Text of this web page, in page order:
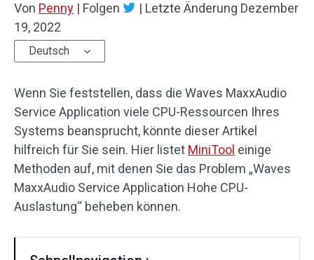
Von Penny | Folgen | Letzte Änderung Dezember
19, 2022
Deutsch
Wenn Sie feststellen, dass die Waves MaxxAudio
Service Application viele CPU-Ressourcen Ihres
Systems beansprucht, könnte dieser Artikel
hilfreich für Sie sein. Hier listet MiniTool einige
Methoden auf, mit denen Sie das Problem „Waves
MaxxAudio Service Application Hohe CPU-
Auslastung“ beheben können.